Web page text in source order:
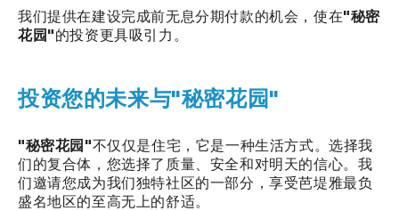
我们提供在建设完成前无息分期付款的机会，使在"秘密
花园"的投资更具吸引力。
投资您的未来与"秘密花园"
"秘密花园"不仅仅是住宅，它是一种生活方式。选择我
们的复合体，您选择了质量、安全和对明天的信心。我
们邀请您成为我们独特社区的一部分，享受芭堤雅最负
盛名地区的至高无上的舒适。